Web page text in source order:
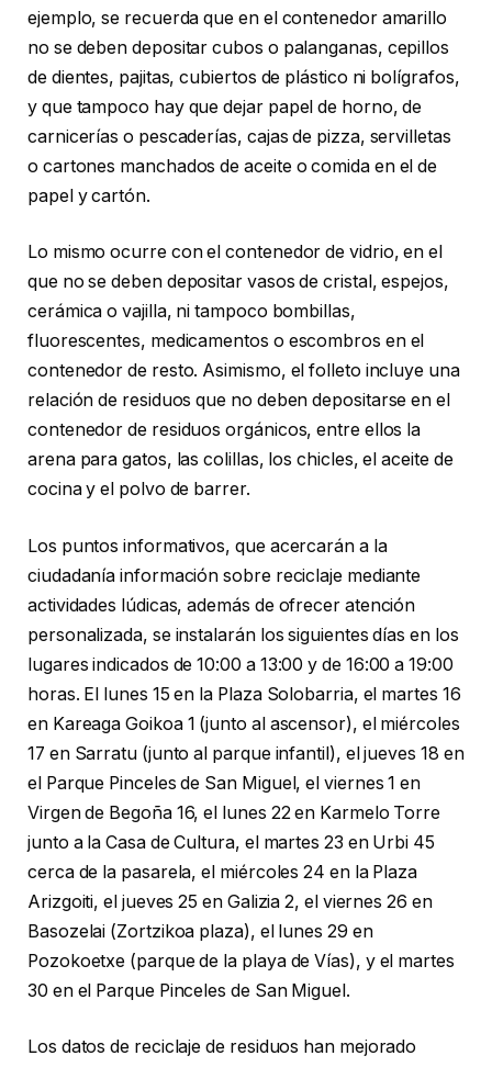
ejemplo, se recuerda que en el contenedor amarillo
no se deben depositar cubos o palanganas, cepillos
de dientes, pajitas, cubiertos de plástico ni bolígrafos,
y que tampoco hay que dejar papel de horno, de
carnicerías o pescaderías, cajas de pizza, servilletas
o cartones manchados de aceite o comida en el de
papel y cartón.
Lo mismo ocurre con el contenedor de vidrio, en el
que no se deben depositar vasos de cristal, espejos,
cerámica o vajilla, ni tampoco bombillas,
fluorescentes, medicamentos o escombros en el
contenedor de resto. Asimismo, el folleto incluye una
relación de residuos que no deben depositarse en el
contenedor de residuos orgánicos, entre ellos la
arena para gatos, las colillas, los chicles, el aceite de
cocina y el polvo de barrer.
Los puntos informativos, que acercarán a la
ciudadanía información sobre reciclaje mediante
actividades lúdicas, además de ofrecer atención
personalizada, se instalarán los siguientes días en los
lugares indicados de 10:00 a 13:00 y de 16:00 a 19:00
horas. El lunes 15 en la Plaza Solobarria, el martes 16
en Kareaga Goikoa 1 (junto al ascensor), el miércoles
17 en Sarratu (junto al parque infantil), el jueves 18 en
el Parque Pinceles de San Miguel, el viernes 1 en
Virgen de Begoña 16, el lunes 22 en Karmelo Torre
junto a la Casa de Cultura, el martes 23 en Urbi 45
cerca de la pasarela, el miércoles 24 en la Plaza
Arizgoiti, el jueves 25 en Galizia 2, el viernes 26 en
Basozelai (Zortzikoa plaza), el lunes 29 en
Pozokoetxe (parque de la playa de Vías), y el martes
30 en el Parque Pinceles de San Miguel.
Los datos de reciclaje de residuos han mejorado